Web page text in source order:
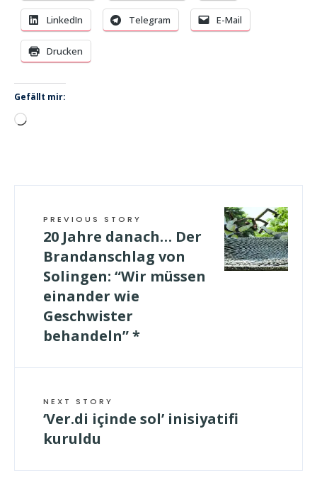
LinkedIn Telegram E-Mail
Drucken
Gefällt mir:
Wird
PREVIOUS STORY
20 Jahre danach… Der
Brandanschlag von
Solingen: “Wir müssen
einander wie
Geschwister
behandeln” *
NEXT STORY
‘Ver.di içinde sol’ inisiyatifi
kuruldu